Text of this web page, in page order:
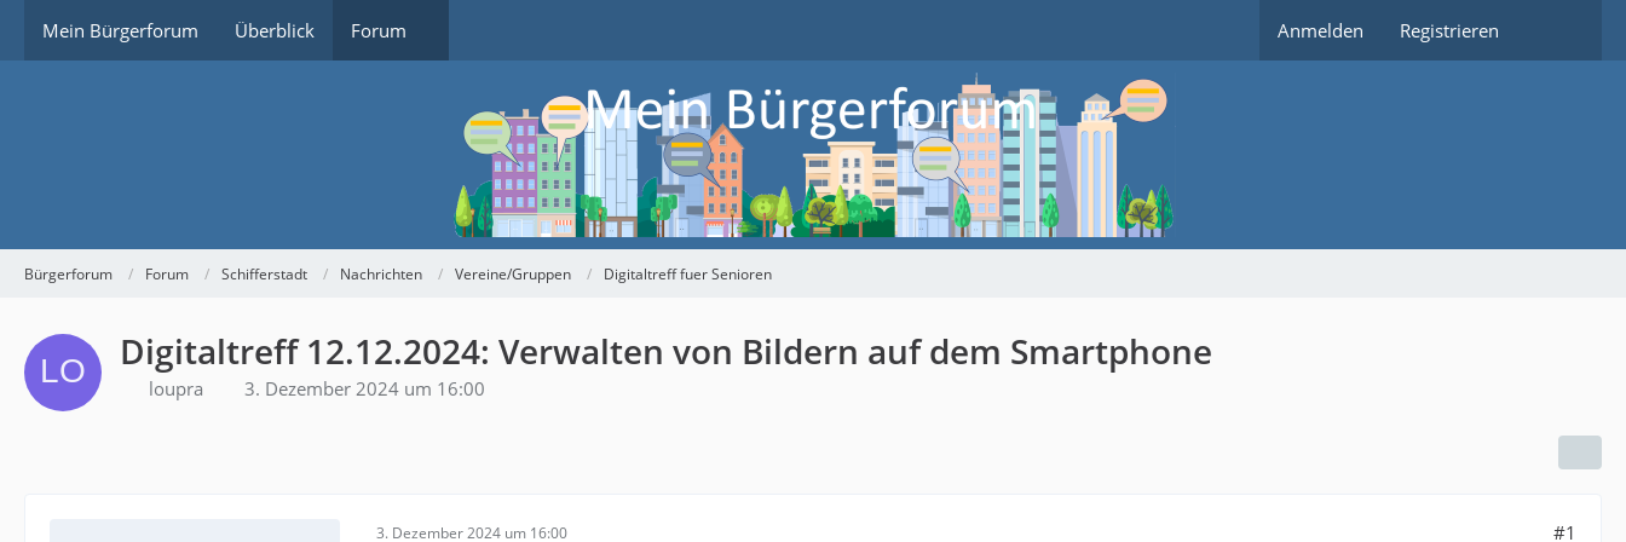
Mein Bürgerforum Überblick Forum Anmelden Registrieren
Bürgerforum Forum Schifferstadt Nachrichten Vereine/Gruppen Digitaltreff fuer Senioren
Digitaltreff 12.12.2024: Verwalten von Bildern auf dem Smartphone
loupra 3. Dezember 2024 um 16:00
3. Dezember 2024 um 16:00 #1